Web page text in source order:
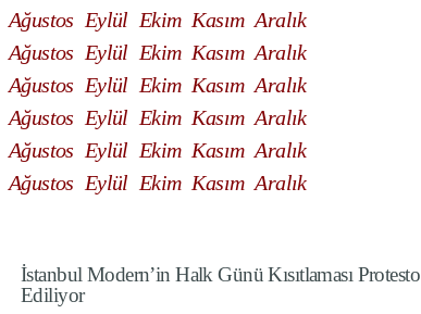
Ağustos Eylül Ekim Kasım Aralık
Ağustos Eylül Ekim Kasım Aralık
Ağustos Eylül Ekim Kasım Aralık
Ağustos Eylül Ekim Kasım Aralık
Ağustos Eylül Ekim Kasım Aralık
Ağustos Eylül Ekim Kasım Aralık
İstanbul Modern’in Halk Günü Kısıtlaması Protesto
Ediliyor